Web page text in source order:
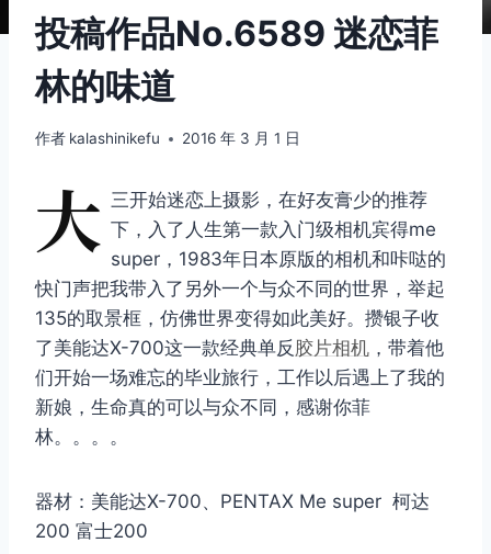
投稿作品No.6589 迷恋菲
林的味道
作者 kalashinikefu 2016 年 3 月 1 日
大 三开始迷恋上摄影，在好友膏少的推荐
下，入了人生第一款入门级相机宾得me
super，1983年日本原版的相机和咔哒的
快门声把我带入了另外一个与众不同的世界，举起
135的取景框，仿佛世界变得如此美好。攒银子收
了美能达X-700这一款经典单反 胶片相机 ，带着他
们开始一场难忘的毕业旅行，工作以后遇上了我的
新娘，生命真的可以与众不同，感谢你菲
林。。。。
器材：美能达X-700、PENTAX Me super 柯达
200 富士200